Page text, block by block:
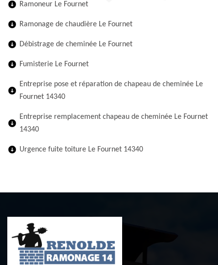
Ramoneur Le Fournet
Ramonage de chaudière Le Fournet
Débistrage de cheminée Le Fournet
Fumisterie Le Fournet
Entreprise pose et réparation de chapeau de cheminée Le
Fournet 14340
Entreprise remplacement chapeau de cheminée Le Fournet
14340
Urgence fuite toiture Le Fournet 14340